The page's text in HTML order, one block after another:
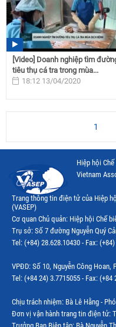
[Video] Doanh nghiệp tìm
tiêu thụ cá tra trong mùa...
18:12 13/04/2020
1
Hiệp hội
Vietnam
Trang thông tin điện tử của Hiệp
(VASEP)
Cơ quan Chủ quản: Hiệp hội Chế
Trụ sở: Số 7 đường Nguyễn Quý
Tel: (+84) 28.628.10430 - Fax:
VPĐD: Số 10, Nguyễn Công Hoan,
Tel: (+84 24) 3.7715055 - Fax:
Chịu trách nhiệm: Bà Lê Hằng -
Đơn vị vận hành trang tin điện tử: